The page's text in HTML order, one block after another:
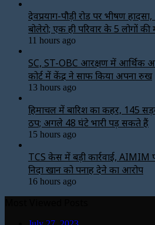
देवप्रयाग-पौड़ी रोड पर भीषण
बोलेरो; एक ही परिवार के 5 लोगों की
11 hours ago
SC, ST-OBC आरक्षण में आर्थिक
कोर्ट में केंद्र ने साफ किया अपना रुख
13 hours ago
हिमाचल में बारिश का कहर, 145
ठप; अगले 48 घंटे भारी पड़ सकते हैं
15 hours ago
TCS केस में बड़ी कार्रवाई, AIMIM
निदा खान को पनाह देने का आरोप
16 hours ago